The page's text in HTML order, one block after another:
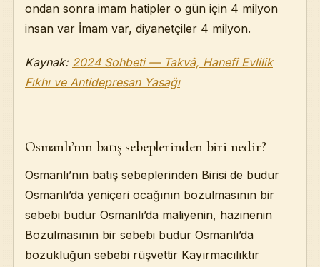
ondan sonra imam hatipler o gün için 4 milyon
insan var İmam var, diyanetçiler 4 milyon.
Kaynak: 2024 Sohbeti — Takvâ, Hanefî Evlilik
Fıkhı ve Antidepresan Yasağı
Osmanlı’nın batış sebeplerinden biri nedir?
Osmanlı’nın batış sebeplerinden Birisi de budur
Osmanlı’da yeniçeri ocağının bozulmasının bir
sebebi budur Osmanlı’da maliyenin, hazinenin
Bozulmasının bir sebebi budur Osmanlı’da
bozukluğun sebebi rüşvettir Kayırmacılıktır